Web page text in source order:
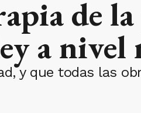
de
a nivel
y que todas las